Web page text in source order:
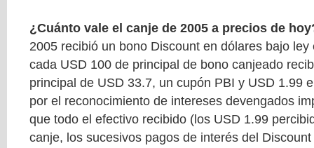
¿Cuánto vale el canje de 2005 a precios de
2005 recibió un bono Discount en dólares bajo
cada USD 100 de principal de bono canjeado
principal de USD 33.7, un cupón PBI y USD 1.99
por el reconocimiento de intereses devengados
que todo el efectivo recibido (los USD 1.99
canje, los sucesivos pagos de interés del